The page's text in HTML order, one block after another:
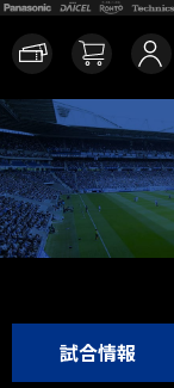
試合情報